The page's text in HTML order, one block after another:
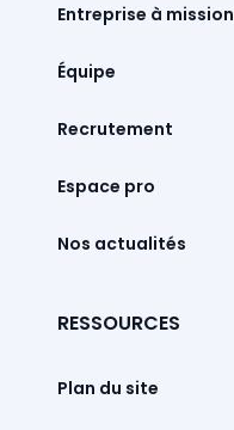
Entreprise à mission
Équipe
Recrutement
Espace pro
Nos actualités
RESSOURCES
Plan du site